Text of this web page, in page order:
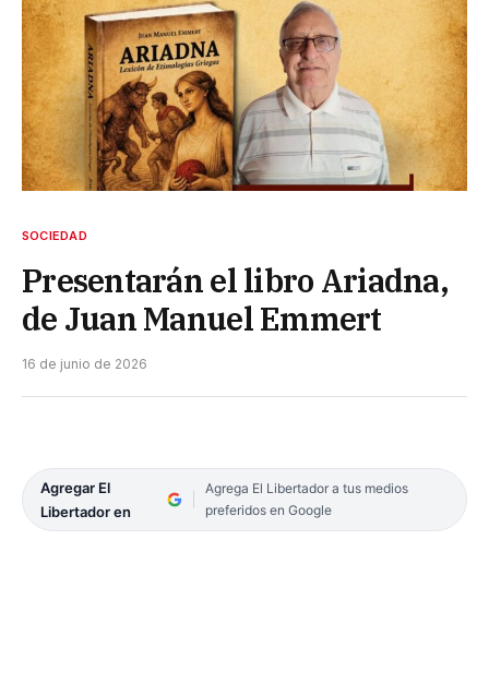
SOCIEDAD
Presentarán el libro Ariadna,
de Juan Manuel Emmert
16 de junio de 2026
Agregar El
Libertador en
Agrega El Libertador a tus medios
preferidos en Google